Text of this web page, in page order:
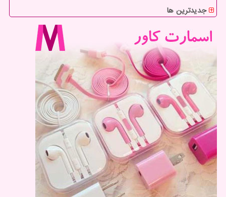
جدیدترین ها